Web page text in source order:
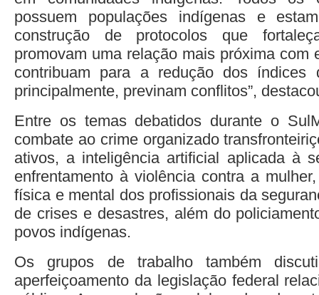
possuem populações indígenas e
construção de protocolos que
promovam uma relação mais próxima com
contribuam para a redução dos índices
principalmente, previnam conflitos”,
Entre os temas debatidos durante o
combate ao crime organizado
ativos, a inteligência artificial aplicada à
enfrentamento à violência contra a
física e mental dos profissionais da
de crises e desastres, além do
povos indígenas.
Os grupos de trabalho também
aperfeiçoamento da legislação federal